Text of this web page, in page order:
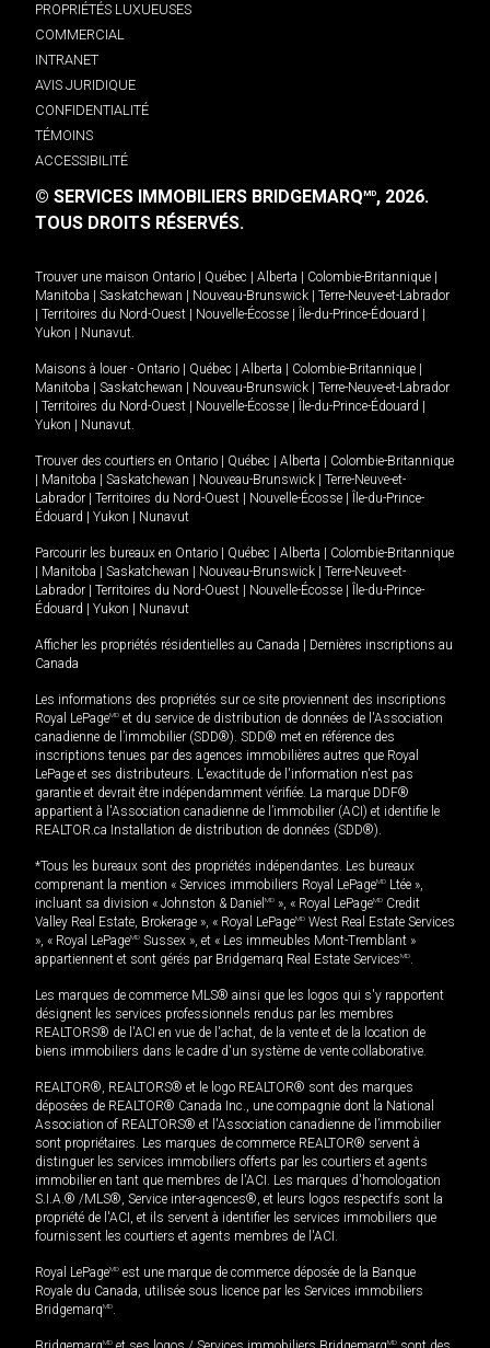
PROPRIÉTÉS LUXUEUSES
COMMERCIAL
INTRANET
AVIS JURIDIQUE
CONFIDENTIALITÉ
TÉMOINS
ACCESSIBILITÉ
© SERVICES IMMOBILIERS BRIDGEMARQMD, 2026.
TOUS DROITS RÉSERVÉS.
Trouver une maison Ontario Québec Alberta Colombie-Britannique
Manitoba
Saskatchewan Nouveau-Brunswick
Terre-Neuve-et-Labrador
Territoires du Nord-Ouest Nouvelle-Écosse Île-du-Prince-Édouard
Yukon
Nunavut.
Maisons à louer - Ontario Québec Alberta Colombie-Britannique
Manitoba
Saskatchewan Nouveau-Brunswick
Terre-Neuve-et-Labrador
Territoires du Nord-Ouest Nouvelle-Écosse Île-du-Prince-Édouard
Yukon
Nunavut.
Trouver des courtiers en Ontario Québec Alberta
Colombie-Britannique
Manitoba Saskatchewan Nouveau-Brunswick
Terre-Neuve-et-
Labrador
Territoires du Nord-Ouest Nouvelle-Écosse
Île-du-Prince-
Édouard
Yukon Nunavut
Parcourir les bureaux en Ontario Québec Alberta
Colombie-Britannique
Manitoba Saskatchewan Nouveau-Brunswick
Terre-Neuve-et-
Labrador
Territoires du Nord-Ouest Nouvelle-Écosse
Île-du-Prince-
Édouard
Yukon Nunavut
Afficher les propriétés résidentielles au Canada
Dernières inscriptions au
Canada
Les informations des propriétés sur ce site proviennent des inscriptions
Royal LePageMD et du service de distribution de données de l'Association
canadienne de l’immobilier (SDD®). SDD® met en référence des
inscriptions tenues par des agences immobilières autres que Royal
LePage et ses distributeurs. L'exactitude de l'information n'est pas
garantie et devrait être indépendamment vérifiée. La marque DDF®
appartient à l'Association canadienne de l’immobilier (ACI) et identifie le
REALTOR.ca Installation de distribution de données (SDD®).
*Tous les bureaux sont des propriétés indépendantes. Les bureaux
comprenant la mention « Services immobiliers Royal LePageMD Ltée »,
incluant sa division « Johnston & Daniel MD », « Royal LePageMD Credit
Valley Real Estate, Brokerage », « Royal LePageMD West Real Estate Services
», « Royal LePageMD Sussex », et « Les immeubles Mont-Tremblant »
appartiennent et sont gérés par Bridgemarq Real Estate ServicesMD.
Les marques de commerce MLS® ainsi que les logos qui s'y rapportent
désignent les services professionnels rendus par les membres
REALTORS® de l'ACI en vue de l'achat, de la vente et de la location de
biens immobiliers dans le cadre d'un système de vente collaborative.
REALTOR®, REALTORS® et le logo REALTOR® sont des marques
déposées de REALTOR® Canada Inc., une compagnie dont la National
Association of REALTORS® et l'Association canadienne de l’immobilier
sont propriétaires. Les marques de commerce REALTOR® servent à
distinguer les services immobiliers offerts par les courtiers et agents
immobilier en tant que membres de l'ACI. Les marques d'homologation
S.I.A.® /MLS®, Service inter-agences®, et leurs logos respectifs sont la
propriété de l'ACI, et ils servent à identifier les services immobiliers que
fournissent les courtiers et agents membres de l'ACI.
Royal LePageMD est une marque de commerce déposée de la Banque
Royale du Canada, utilisée sous licence par les Services immobiliers
BridgemarqMD.
MD MD